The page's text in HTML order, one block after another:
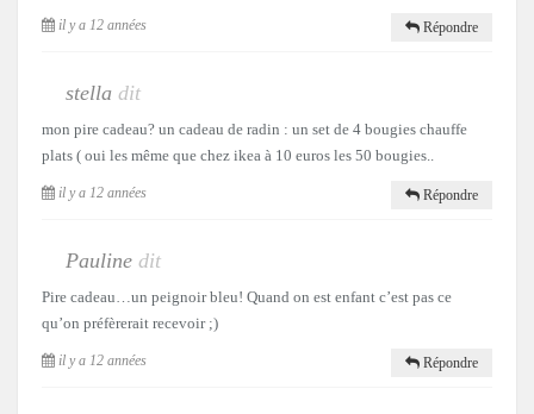
il y a 12 années Répondre
stella dit
mon pire cadeau? un cadeau de radin : un set de 4 bougies chauffe
plats ( oui les même que chez ikea à 10 euros les 50 bougies..
il y a 12 années Répondre
Pauline dit
Pire cadeau…un peignoir bleu! Quand on est enfant c’est pas ce
qu’on préfèrerait recevoir ;)
il y a 12 années Répondre